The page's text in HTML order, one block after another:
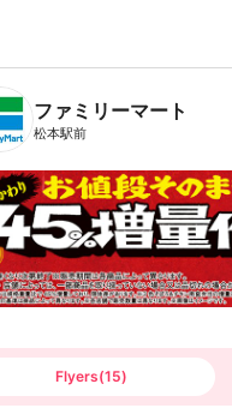
ファミリーマート
松本駅前
Flyers(15)